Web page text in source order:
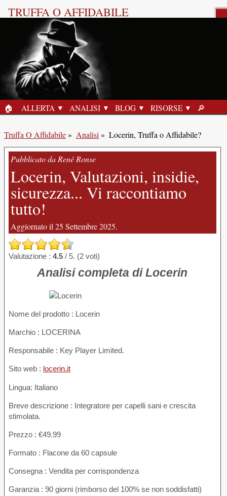
TRUFFA O AFFIDABILE
HOME
🏠︎ ALLERTA ANALISI BLOG RISORSE 🔎︎
Truffa O Affidabile» Analisi» Locerin, Truffa o Affidabile?
Pubblicato da René Ronse
Locerin, Valutazioni, insidie,
sicurezza... Vi raccontiamo
tutto!
Aggiornato il 25 Settembre 2025.
Valutazione : 4.5 / 5. (2 voti)
Analisi completa di Locerin
Nome del prodotto : Locerin
Marchio : LOCERINA
Responsabile : Key Player Limited.
Sito web : locerin.it
Lingua: Italiano
Breve descrizione : Integratore per capelli sani e crescita
stimolata.
Prezzo : €49.99
Formato : Flacone da 60 capsule
Consegna : Vendita per corrispondenza
Garanzia : 90 giorni (rimborso del 100% se non soddisfatti)